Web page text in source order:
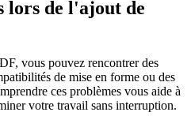
lors de l'ajout de
vous pouvez rencontrer des
de mise en forme ou des
ces problèmes vous aide à
votre travail sans interruption.